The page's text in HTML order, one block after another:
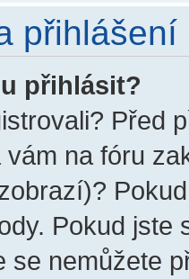
přihlášení
přihlásit?
Před
vám na fóru
Pokud jste
se nemůžete